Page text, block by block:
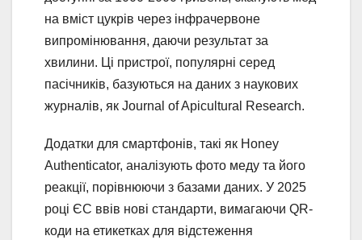
на вміст цукрів через інфрачервоне
випромінювання, даючи результат за
хвилини. Ці пристрої, популярні серед
пасічників, базуються на даних з наукових
журналів, як Journal of Apicultural Research.
Додатки для смартфонів, такі як Honey
Authenticator, аналізують фото меду та його
реакції, порівнюючи з базами даних. У 2025
році ЄС ввів нові стандарти, вимагаючи QR-
коди на етикетках для відстеження